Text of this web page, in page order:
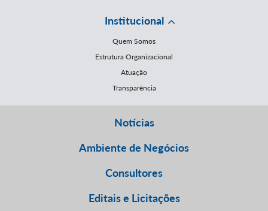
Institucional
Quem Somos
Estrutura Organizacional
Atuação
Transparência
Notícias
Ambiente de Negócios
Consultores
Editais e Licitações